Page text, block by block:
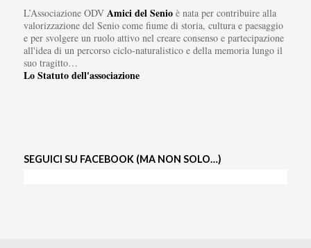
L’Associazione ODV Amici del Senioè nata per contribuire alla
valorizzazione del Senio come fiume di storia, cultura e paesaggio
e per svolgere un ruolo attivo nel creare consenso e partecipazione
all'idea di un percorso ciclo-naturalistico e della memoria lungo il
suo tragitto…
Lo Statuto dell'associazione
SEGUICI SU FACEBOOK (MA NON SOLO…)